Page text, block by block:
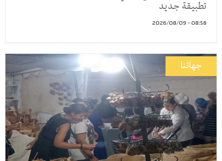
تطبيقة جديد
08:58 - 2026/08/09
جهاتنا